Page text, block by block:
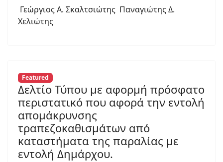
Γεώργιος Α. Σκαλτσιώτης Παναγιώτης Δ.
Χελιώτης
Featured
Δελτίο Τύπου με αφορμή πρόσφατο
περιστατικό που αφορά την εντολή
απομάκρυνσης
τραπεζοκαθισμάτων από
καταστήματα της παραλίας με
εντολή Δημάρχου.